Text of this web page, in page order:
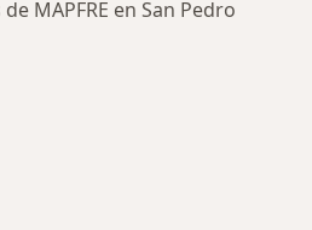
MAPFRE en San Pedro